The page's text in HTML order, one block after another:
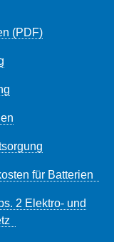
(PDF)
für Batterien
2 Elektro- und